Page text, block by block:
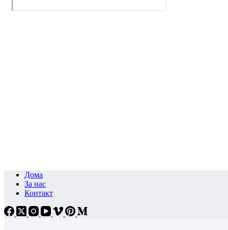
Дома
За нас
Контакт